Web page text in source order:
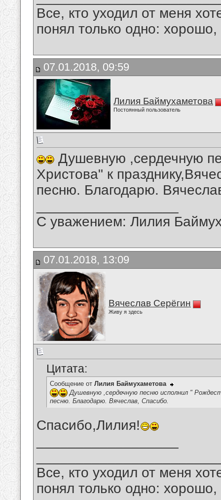
Все, кто уходил от меня
понял только одно:
07.01.2018, 09:59
Лилия Баймухаметова
Постоянный пользователь
Душевную ,сердечную
Христова" к
песню. Благодарю.
С уважением: Лилия
07.01.2018, 13:09
Вячеслав Серёгин
Живу я здесь
Цитата:
Сообщение от Лилия Баймухаметова
Душевную ,сердечную песню исполнил "
песню. Благодарю. Вячеслав, Спасибо.
Спасибо,Лилия!
Все, кто уходил от меня
понял только одно: